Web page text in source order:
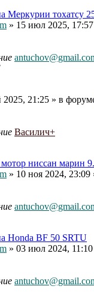
Меркурии тохатсу
» 15 июл 2025,
2025, 21:25 » в
Василич+
ниссан марин
» 10 ноя 2024,
Honda BF 50 SRTU
» 03 июл 2024,